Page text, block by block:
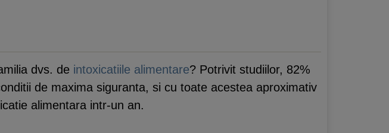
dvs. de intoxicatiile alimentare? Potrivit studiilor, 82%
de maxima siguranta, si cu toate acestea aproximativ
alimentara intr-un an.